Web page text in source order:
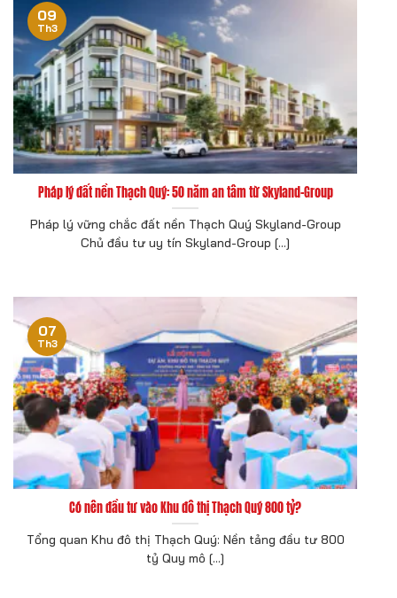
Pháp lý đất nền Thạch Quý: 50 năm an tâm từ Skyland-Group
Pháp lý vững chắc đất nền Thạch Quý Skyland-Group
Chủ đầu tư uy tín Skyland-Group [...]
09
Th3
Có nên đầu tư vào Khu đô thị Thạch Quý 800 tỷ?
Tổng quan Khu đô thị Thạch Quý: Nền tảng đầu tư 800
tỷ Quy mô [...]
07
Th3